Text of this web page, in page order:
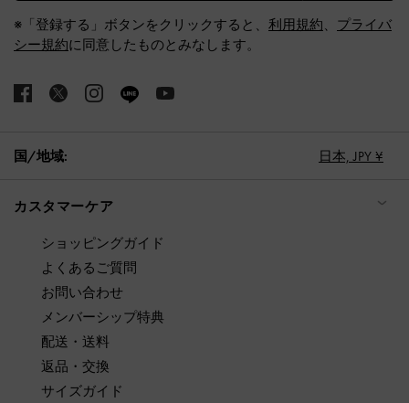
※「登録する」ボタンをクリックすると、 利用規約、 プライバ
シー規約に同意したものとみなします。
国/地域: 日本, JPY ¥
カスタマーケア
ショッピングガイド
よくあるご質問
お問い合わせ
メンバーシップ特典
配送・送料
返品・交換
サイズガイド